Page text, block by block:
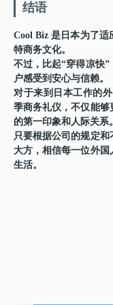
结语
Cool Biz 是日本为了
特商务文化。
不过，比起“穿得凉快
户感受到安心与信赖。
对于来到日本工作的
季商务礼仪，不仅能
的第一印象和人际关系。
只要根据公司的规定
大方，相信每一位外
生活。